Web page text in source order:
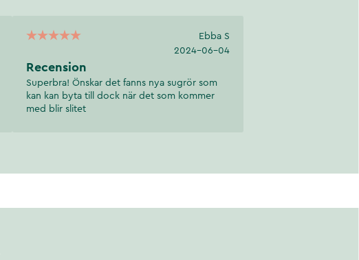
Ebba S
2024-06-04
Recension
Superbra! Önskar det fanns nya sugrör som
kan kan byta till dock när det som kommer
med blir slitet